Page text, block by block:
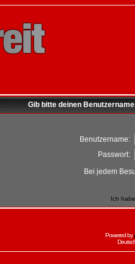
Gib bitte deinen
Benutzername:
Passwort:
Bei jedem
Ich
Powered by